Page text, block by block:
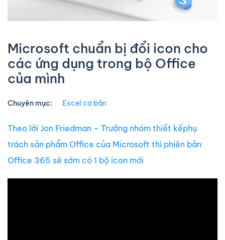
Microsoft chuẩn bị đổi icon cho
các ứng dụng trong bộ Office
của mình
Chuyên mục: Excel cơ bản
Theo lời Jon Friedman – Trưởng nhóm thiết kếphụ
trách sản phẩm Office của Microsoft thì phiên bản
Office 365 sẽ sớm có 1 bộ icon mới